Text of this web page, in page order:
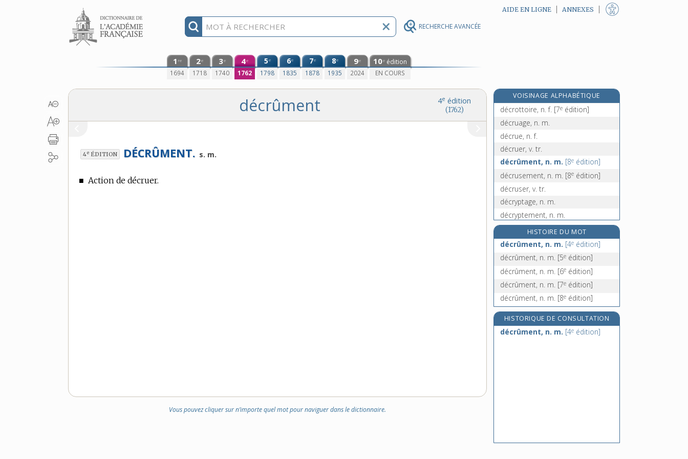
RECHERCHE AVANCÉE
Aller au contenu AIDE EN LIGNE ANNEXES
1 re
1694
2e
1718
3e
1740
4e
1762
5e
1798
6e
1835
7e
1878
8e
1935
9e
2024
10e édition
EN COURS
4e édition
(1762)
décrûment
4e ÉDITION DÉCRÛMENT. s. m.
■ Action de décruer.
Vous pouvez cliquer sur n’importe quel mot pour naviguer dans le dictionnaire.
VOISINAGE ALPHABÉTIQUE
décrottoir, n. m.
décrottoire, n. f. [7e édition]
décruage, n. m.
décrue, n. f.
décruer, v. tr.
décrûment, n. m. [8e édition]
décrusement, n. m. [8e édition]
décruser, v. tr.
décryptage, n. m.
décryptement, n. m.
décrypter, v. tr.
décubitus, n. m.
décuire, v. tr.
décuivrage, n. m.
décuivrer, v. tr.
HISTOIRE DU MOT
décrûment, n. m. [4e édition]
décrûment, n. m. [5e édition]
décrûment, n. m. [6e édition]
décrûment, n. m. [7e édition]
décrûment, n. m. [8e édition]
HISTORIQUE DE CONSULTATION
décrûment, n. m. [4e édition]